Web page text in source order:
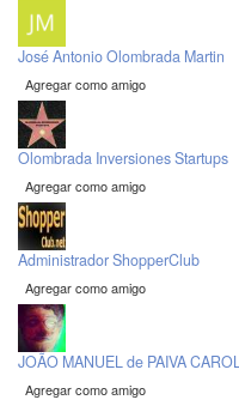
José Antonio Olombrada Martin
Agregar como amigo
Olombrada Inversiones Startups
Agregar como amigo
Administrador ShopperClub
Agregar como amigo
JOÃO MANUEL de PAIVA
Agregar como amigo